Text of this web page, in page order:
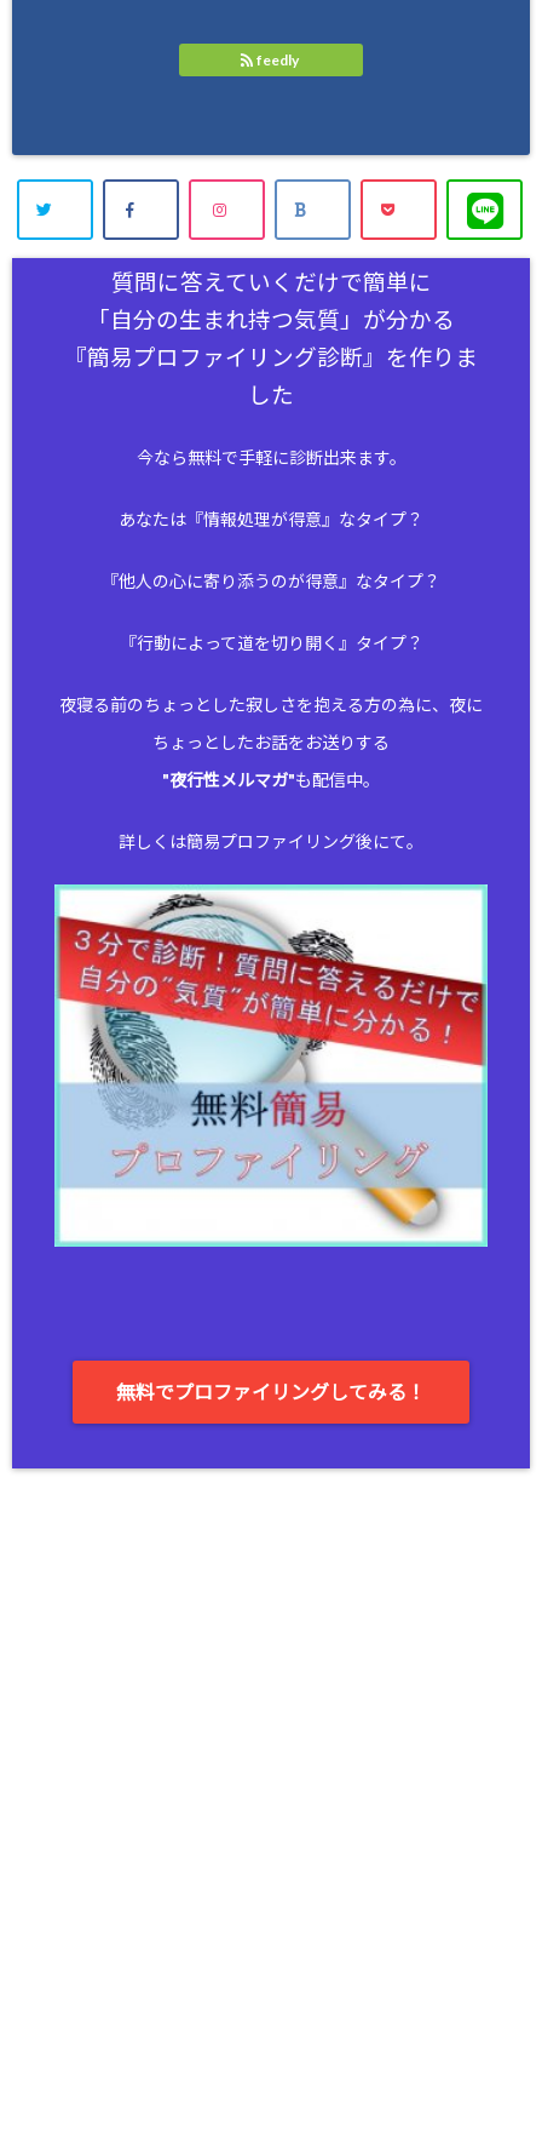
feedly
質問に答えていくだけで簡単に
「自分の生まれ持つ気質」が分かる
『簡易プロファイリング診断』を作りま
した
今なら無料で手軽に診断出来ます。
あなたは『情報処理が得意』なタイプ？
『他人の心に寄り添うのが得意』なタイプ？
『行動によって道を切り開く』タイプ？
夜寝る前のちょっとした寂しさを抱える方の為に、夜に
ちょっとしたお話をお送りする
"夜行性メルマガ"も配信中。
詳しくは簡易プロファイリング後にて。
無料でプロファイリングしてみる！